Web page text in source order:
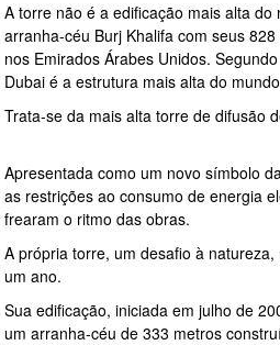
A torre não é a edificação mais alta
arranha-céu Burj Khalifa com seus
nos Emirados Árabes Unidos.
Dubai é a estrutura mais alta do
Trata-se da mais alta torre de difusão
Apresentada como um novo símbolo
as restrições ao consumo de energia
frearam o ritmo das obras.
A própria torre, um desafio à
um ano.
Sua edificação, iniciada em julho de
um arranha-céu de 333 metros